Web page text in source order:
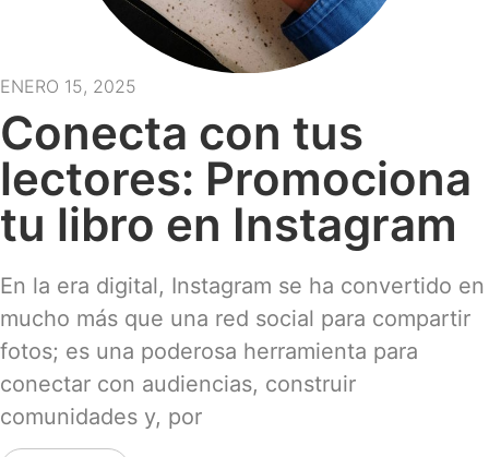
ENERO 15, 2025
Conecta con tus
lectores: Promociona
tu libro en Instagram
En la era digital, Instagram se ha convertido en
mucho más que una red social para compartir
fotos; es una poderosa herramienta para
conectar con audiencias, construir
comunidades y, por